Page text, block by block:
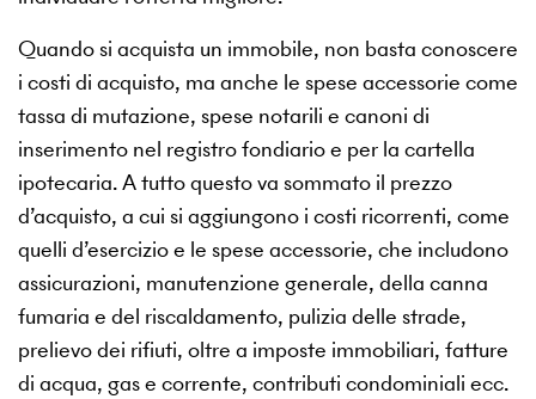
Quando si acquista un immobile, non basta conoscere
i costi di acquisto, ma anche le spese accessorie come
tassa di mutazione, spese notarili e canoni di
inserimento nel registro fondiario e per la cartella
ipotecaria. A tutto questo va sommato il prezzo
d’acquisto, a cui si aggiungono i costi ricorrenti, come
quelli d’esercizio e le spese accessorie, che includono
assicurazioni, manutenzione generale, della canna
fumaria e del riscaldamento, pulizia delle strade,
prelievo dei rifiuti, oltre a imposte immobiliari, fatture
di acqua, gas e corrente, contributi condominiali ecc.